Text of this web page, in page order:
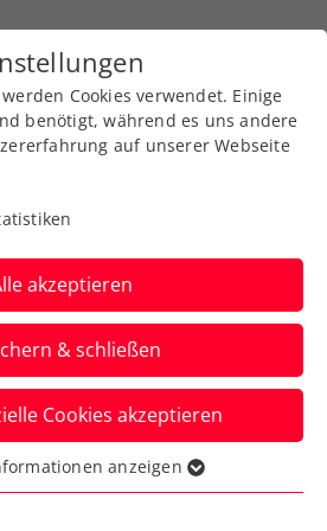
war für UTC
Endstation
1. Division - Oberes
29.06.2026
Cookies verwendet. Einige
benötigt, während es uns andere
auf unserer Webseite
akzeptieren
& schließen
Cookies akzeptieren
für grundlegende
anzeigen